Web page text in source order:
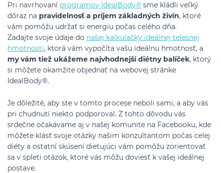
Pri navrhovaní programov IdealBody® sme kládli veľký
dôraz na pravidelnosť a príjem základných živín, ktoré
vám pomôžu udržať si energiu počas celého dňa.
Zadajte svoje údaje do našej kalkulačky ideálnej telesnej
hmotnosti, ktorá vám vypočíta vašu ideálnu hmotnosť, a
my vám tiež ukážeme najvhodnejší diétny balíček, ktorý
si môžete okamžite objednať na webovej stránke
IdealBody®.
Je dôležité, aby ste v tomto procese neboli sami, a aby vás
pri chudnutí niekto podporoval. Z tohto dôvodu vás
srdečne očakávame aj v našej komunite na Facebooku, kde
môžete klásť svoje otázky našim konzultantom počas celej
diéty a ostatní skúsení dietujúci vám pomôžu zorientovať
sa v spleti otázok, ktoré vás môžu doviesť k vašej ideálnej
postave.